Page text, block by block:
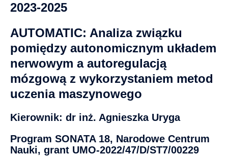
2023-2025
AUTOMATIC: Analiza związku
pomiędzy autonomicznym układem
nerwowym a autoregulacją
mózgową z wykorzystaniem metod
uczenia maszynowego
Kierownik: dr inż. Agnieszka Uryga
Program SONATA 18, Narodowe Centrum
Nauki, grant UMO-2022/47/D/ST7/00229